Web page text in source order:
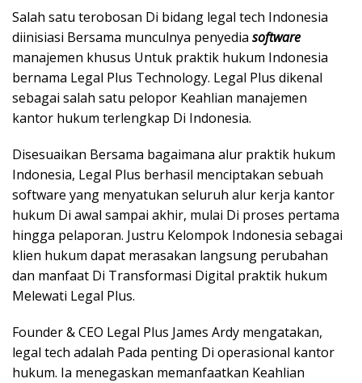
Salah satu terobosan Di bidang legal tech Indonesia
diinisiasi Bersama munculnya penyedia software
manajemen khusus Untuk praktik hukum Indonesia
bernama Legal Plus Technology. Legal Plus dikenal
sebagai salah satu pelopor Keahlian manajemen
kantor hukum terlengkap Di Indonesia.
Disesuaikan Bersama bagaimana alur praktik hukum
Indonesia, Legal Plus berhasil menciptakan sebuah
software yang menyatukan seluruh alur kerja kantor
hukum Di awal sampai akhir, mulai Di proses pertama
hingga pelaporan. Justru Kelompok Indonesia sebagai
klien hukum dapat merasakan langsung perubahan
dan manfaat Di Transformasi Digital praktik hukum
Melewati Legal Plus.
Founder & CEO Legal Plus James Ardy mengatakan,
legal tech adalah Pada penting Di operasional kantor
hukum. Ia menegaskan memanfaatkan Keahlian